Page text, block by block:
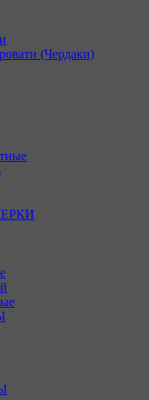
(Чердаки)